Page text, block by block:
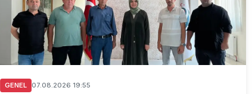
GENEL 07.08.2026 19:55